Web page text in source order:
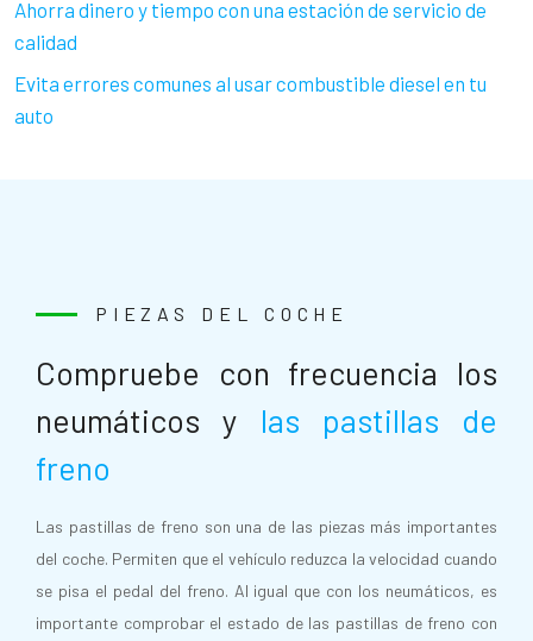
Ahorra dinero y tiempo con una estación de servicio de
calidad
Evita errores comunes al usar combustible diesel en tu
auto
PIEZAS DEL COCHE
Compruebe con frecuencia los
neumáticos y las pastillas de
freno
Las pastillas de freno son una de las piezas más importantes
del coche. Permiten que el vehículo reduzca la velocidad cuando
se pisa el pedal del freno. Al igual que con los neumáticos, es
importante comprobar el estado de las pastillas de freno con